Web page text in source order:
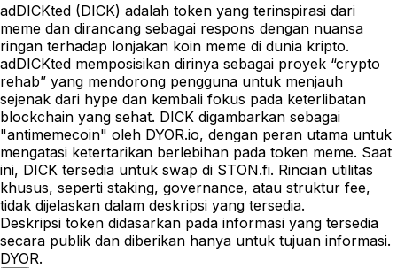
adDICKted (DICK) adalah token yang terinspirasi dari
meme dan dirancang sebagai respons dengan nuansa
ringan terhadap lonjakan koin meme di dunia kripto.
adDICKted memposisikan dirinya sebagai proyek “crypto
rehab” yang mendorong pengguna untuk menjauh
sejenak dari hype dan kembali fokus pada keterlibatan
blockchain yang sehat. DICK digambarkan sebagai
"antimemecoin" oleh DYOR.io, dengan peran utama untuk
mengatasi ketertarikan berlebihan pada token meme. Saat
ini, DICK tersedia untuk swap di STON.fi. Rincian utilitas
khusus, seperti staking, governance, atau struktur fee,
tidak dijelaskan dalam deskripsi yang tersedia.
Deskripsi token didasarkan pada informasi yang tersedia
secara publik dan diberikan hanya untuk tujuan informasi.
DYOR.